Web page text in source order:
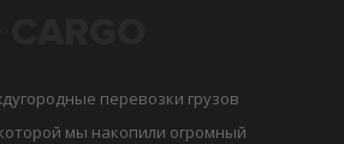
перевозки грузов
которой мы накопили огромный